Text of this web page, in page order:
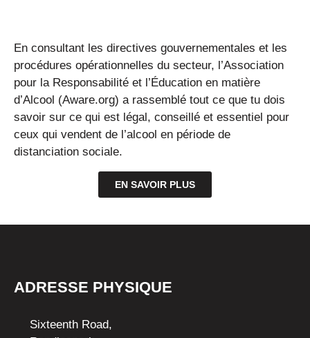
En consultant les directives gouvernementales et les
procédures opérationnelles du secteur, l’Association
pour la Responsabilité et l’Éducation en matière
d’Alcool (Aware.org) a rassemblé tout ce que tu dois
savoir sur ce qui est légal, conseillé et essentiel pour
ceux qui vendent de l’alcool en période de
distanciation sociale.
EN SAVOIR PLUS
ADRESSE PHYSIQUE
Sixteenth Road,